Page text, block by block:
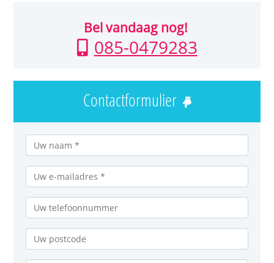
Bel vandaag nog!
085-0479283
Contactformulier